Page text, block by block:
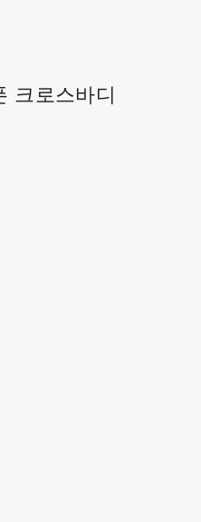
크로스바디